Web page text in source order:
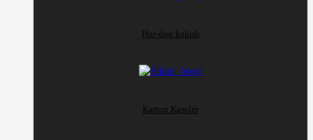
Hot-dog kağıdı
Karton Kaseler